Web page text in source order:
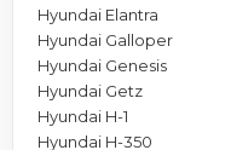
Hyundai Elantra
Hyundai Galloper
Hyundai Genesis
Hyundai Getz
Hyundai H-1
Hyundai H-350